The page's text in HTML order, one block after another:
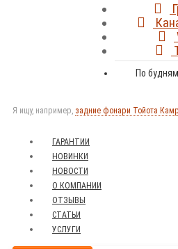
По
Я ищу, например, задние фонари Тойота
ГАРАНТИИ
НОВИНКИ
НОВОСТИ
О КОМПАНИИ
ОТЗЫВЫ
СТАТЬИ
УСЛУГИ